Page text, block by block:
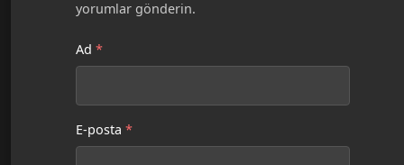
yorumlar gönderin.
Ad *
E-posta *